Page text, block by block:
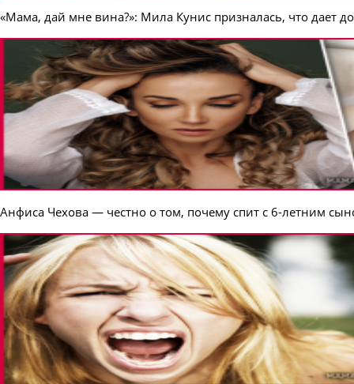
«Мама, дай мне вина?»: Мила Кунис призналась, что дает
Анфиса Чехова — честно о том, почему спит с 6-летним